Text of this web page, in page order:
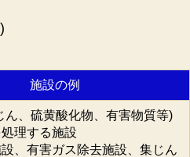
施設の例
ん、硫黄酸化物、有害物質等)
理する施設
設、有害ガス除去施設、集じん